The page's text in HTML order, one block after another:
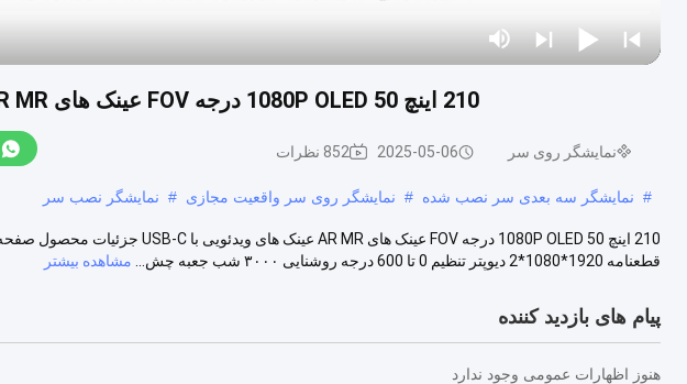
210 اینچ 1080P OLED 50 درجه FOV عینک های AR MR عینک های ویدئویی با USB-C
نمایشگر روی سر 2025-05-06 852 نظرات
# نمایشگر سه بعدی سر نصب شده # نمایشگر روی سر واقعیت مجازی # نمایشگر نصب سر
قطعنامه 1920*1080*2 دیوپتر تنظیم 0 تا 600 درجه روشنایی ۳۰۰۰ شب جعبه چش...
مشاهده بیشتر
پیام های بازدید کننده
هنوز اظهارات عمومی وجود ندارد